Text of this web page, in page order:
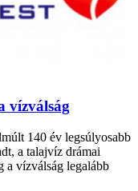
vízválság
140 év legsúlyosabb
a talajvíz drámai
a vízválság legalább